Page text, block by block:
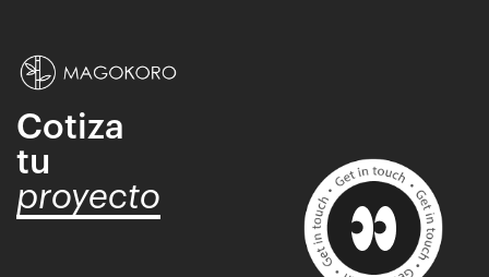
Cotiza
tu
proyecto